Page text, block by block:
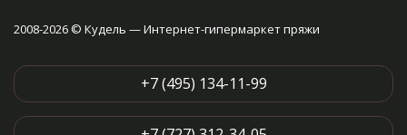
2008-2026 © Кудель — Интернет-гипермаркет пряжи
+7 (495) 134-11-99